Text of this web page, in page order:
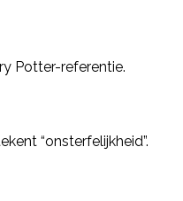
Potter-referentie.
“onsterfelijkheid”.